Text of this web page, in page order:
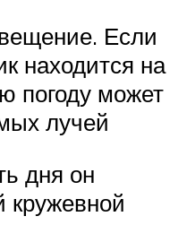
Если
находится на
погоду может
лучей
дня он
кружевной